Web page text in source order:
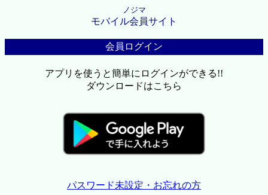
ノジマ
モバイル会員サイト
会員ログイン
アプリを使うと簡単にログインができる!!
ダウンロードはこちら
パスワード未設定・お忘れの方